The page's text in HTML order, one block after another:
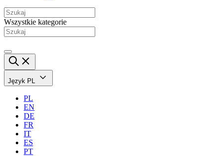
Wszystkie kategorie
Język PL
PL
EN
DE
FR
IT
ES
PT